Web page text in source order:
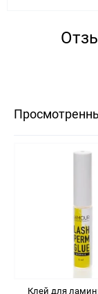
Нет отзывов о
Клей для